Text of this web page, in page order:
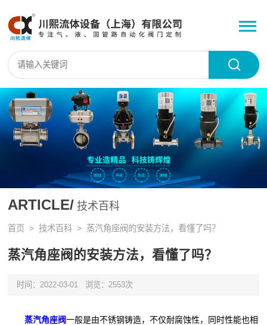
ARTICLE/ 技术百科
首页 >技术百科 > 蒸汽角座阀的安装方法，看懂了吗？
蒸汽角座阀的安装方法，看懂了吗？
时间：2022-03-01 浏览：2553次
蒸汽角座阀一般是由不锈钢铸造，不仅耐腐蚀性，同时性能也相